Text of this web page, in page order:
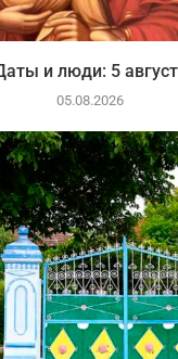
и люди: 5
05.08.2026